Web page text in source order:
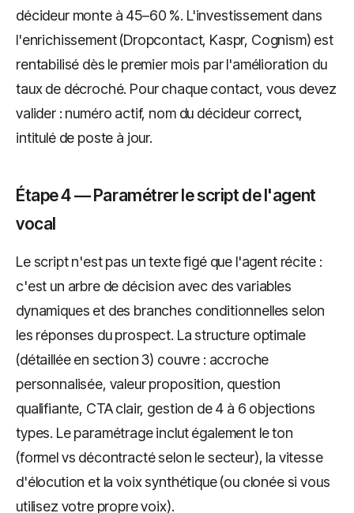
décideur monte à 45–60 %. L'investissement dans
l'enrichissement (Dropcontact, Kaspr, Cognism) est
rentabilisé dès le premier mois par l'amélioration du
taux de décroché. Pour chaque contact, vous devez
valider : numéro actif, nom du décideur correct,
intitulé de poste à jour.
Étape 4 — Paramétrer le script de l'agent
vocal
Le script n'est pas un texte figé que l'agent récite :
c'est un arbre de décision avec des variables
dynamiques et des branches conditionnelles selon
les réponses du prospect. La structure optimale
(détaillée en section 3) couvre : accroche
personnalisée, valeur proposition, question
qualifiante, CTA clair, gestion de 4 à 6 objections
types. Le paramétrage inclut également le ton
(formel vs décontracté selon le secteur), la vitesse
d'élocution et la voix synthétique (ou clonée si vous
utilisez votre propre voix).